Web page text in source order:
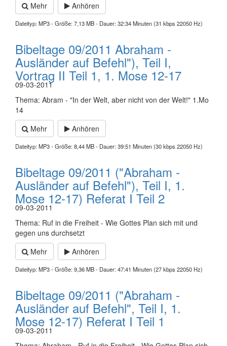
Mehr
Anhören
Dateityp: MP3 - Größe: 7,13 MB - Dauer: 32:34 Minuten (31 kbps 22050 Hz)
Bibeltage 09/2011 Abraham -
Ausländer auf Befehl"), Teil I,
Vortrag II Teil 1, 1. Mose 12-17
09-03-2011
Thema: Abram - "In der Welt, aber nicht von der Welt!" 1.Mo
14
Mehr
Anhören
Dateityp: MP3 - Größe: 8,44 MB - Dauer: 39:51 Minuten (30 kbps 22050 Hz)
Bibeltage 09/2011 ("Abraham -
Ausländer auf Befehl"), Teil I, 1.
Mose 12-17) Referat I Teil 2
09-03-2011
Thema: Ruf in die Freiheit - Wie Gottes Plan sich mit und
gegen uns durchsetzt
Mehr
Anhören
Dateityp: MP3 - Größe: 9,36 MB - Dauer: 47:41 Minuten (27 kbps 22050 Hz)
Bibeltage 09/2011 ("Abraham -
Ausländer auf Befehl", Teil I, 1.
Mose 12-17) Referat I Teil 1
09-03-2011